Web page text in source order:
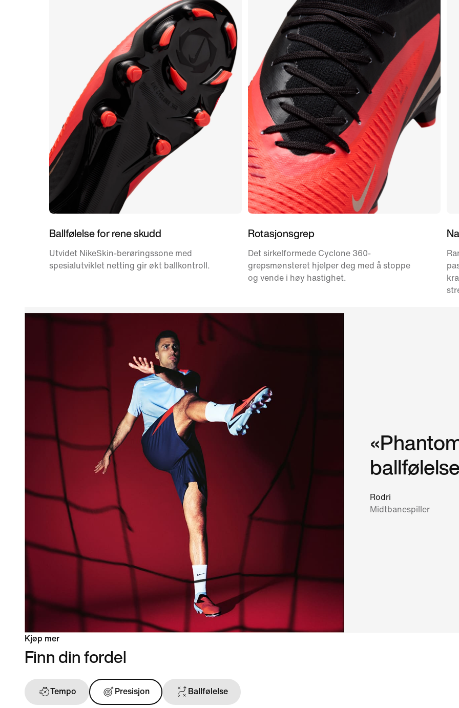
Ballfølelse for rene skudd
Utvidet NikeSkin-berøringssone med
spesialutviklet netting gir økt ballkontroll.
Rotasjonsgrep
Det sirkelformede Cyclone 360-
grepsmønsteret hjelper deg med å stoppe
og vende i høy hastighet.
Rodri
Midtbanespiller
Kjøp mer
Finn din fordel
Tempo Presisjon Ballfølelse